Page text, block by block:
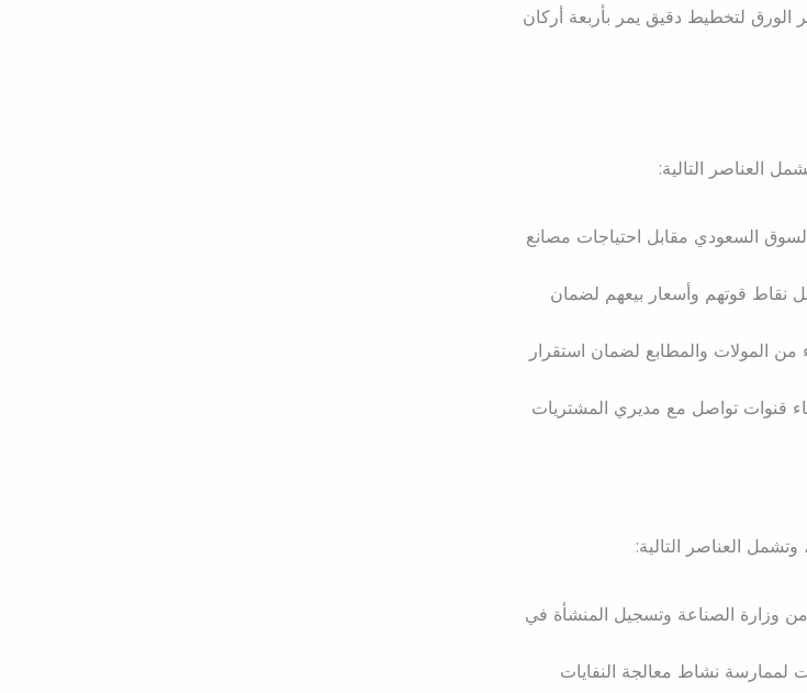
لتخطيط دقيق يمر بأربعة أركان
العناصر التالية:
السعودي مقابل احتياجات مصانع
نقاط قوتهم وأسعار بيعهم لضمان
المولات والمطابع لضمان استقرار
قنوات تواصل مع مديري المشتريات
العناصر التالية:
وزارة الصناعة وتسجيل المنشأة في
لممارسة نشاط معالجة النفايات